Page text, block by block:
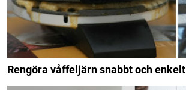
Rengöra våffeljärn snabbt och enkelt